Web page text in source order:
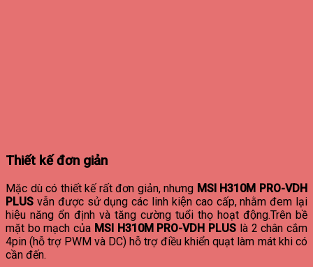
Thiết kế đơn giản
Mặc dù có thiết kế rất đơn giản, nhưng MSI H310M PRO-VDH
PLUS vẫn được sử dụng các linh kiện cao cấp, nhằm đem lại
hiệu năng ổn định và tăng cường tuổi thọ hoạt động.Trên bề
mặt bo mạch của MSI H310M PRO-VDH PLUS là 2 chân cắm
4pin (hỗ trợ PWM và DC) hỗ trợ điều khiển quạt làm mát khi có
cần đến.